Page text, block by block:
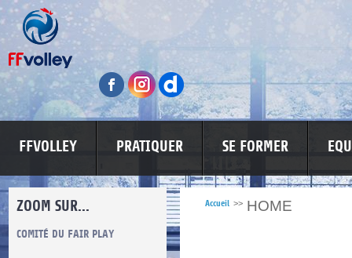
FFVOLLEY PRATIQUER SE FORMER
ZOOM SUR...
COMITÉ DU FAIR PLAY LUTTE CONTRE LES VIOLENCES
Accueil >> HOME